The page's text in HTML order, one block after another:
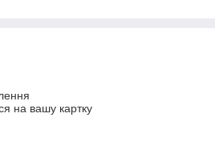
на вашу картку